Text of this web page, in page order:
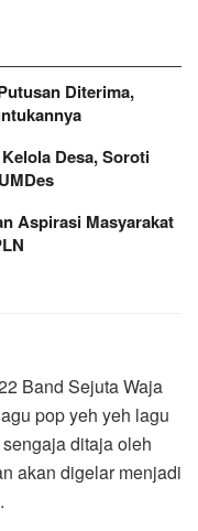
Diterima,
Desa, Soroti
Aspirasi Masyarakat
Band Sejuta Waja
pop yeh yeh lagu
ditaja oleh
akan digelar menjadi